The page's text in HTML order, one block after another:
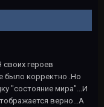
своих героев
было корректно .Но
"состояние мира"...И
верно...А